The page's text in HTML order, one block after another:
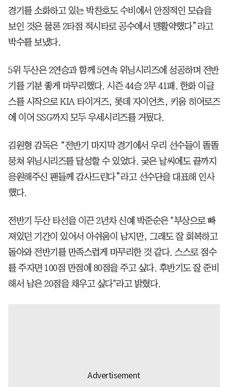
경기를 소화하고 있는 박찬호도 수비에서 안정적인 모습을
보인 것은 물론 2타점 적시타로 공수에서 맹활약했다”라고
박수를 보냈다.
5위 두산은 2연승과 함께 5연속 위닝시리즈에 성공하며 전반
기를 기분 좋게 마무리했다. 시즌 44승 2무 41패. 한화 이글
스를 시작으로 KIA 타이거즈, 롯데 자이언츠, 키움 히어로즈
에 이어 SSG까지 모두 우세시리즈를 거뒀다.
김원형 감독은 “전반기 마지막 경기에서 우리 선수들이 똘똘
뭉쳐 위닝시리즈를 달성할 수 있었다. 궂은 날씨에도 끝까지
응원해주신 팬들께 감사드린다”라고 선수단을 대표해 인사
했다.
전반기 두산 타선을 이끈 2년차 신예 박준순은 "부상으로 빠
져있던 기간이 있어서 아쉬움이 남지만, 그래도 잘 회복하고
돌아와 전반기를 만족스럽게 마무리한 것 같다. 스스로 점수
를 주자면 100점 만점에 80점을 주고 싶다. 후반기도 잘 준비
해서 남은 20점을 채우고 싶다"라고 밝혔다.